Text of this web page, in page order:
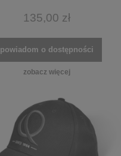
135,00 zł
powiadom o dostępności
zobacz więcej